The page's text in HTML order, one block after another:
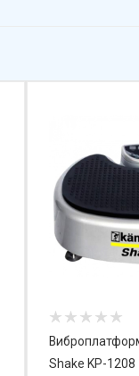
Shake KP-1208